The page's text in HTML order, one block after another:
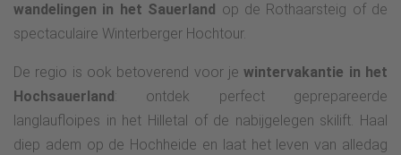
wandelingen in het Sauerland op de Rothaarsteig of de
spectaculaire Winterberger Hochtour.
De regio is ook betoverend voor jewintervakantie in het
Hochsauerland: ontdek perfect geprepareerde
langlaufloipes in het Hilletal of de nabijgelegen skilift. Haal
diep adem op de Hochheide en laat het leven van alledag